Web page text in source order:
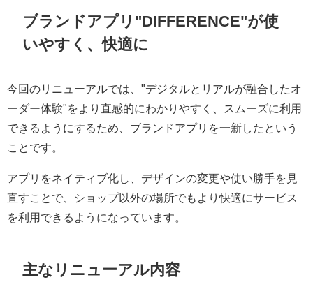
ブランドアプリ"DIFFERENCE"が使
いやすく、快適に
今回のリニューアルでは、"デジタルとリアルが融合したオ
ーダー体験"をより直感的にわかりやすく、スムーズに利用
できるようにするため、ブランドアプリを一新したという
ことです。
アプリをネイティブ化し、デザインの変更や使い勝手を見
直すことで、ショップ以外の場所でもより快適にサービス
を利用できるようになっています。
主なリニューアル内容